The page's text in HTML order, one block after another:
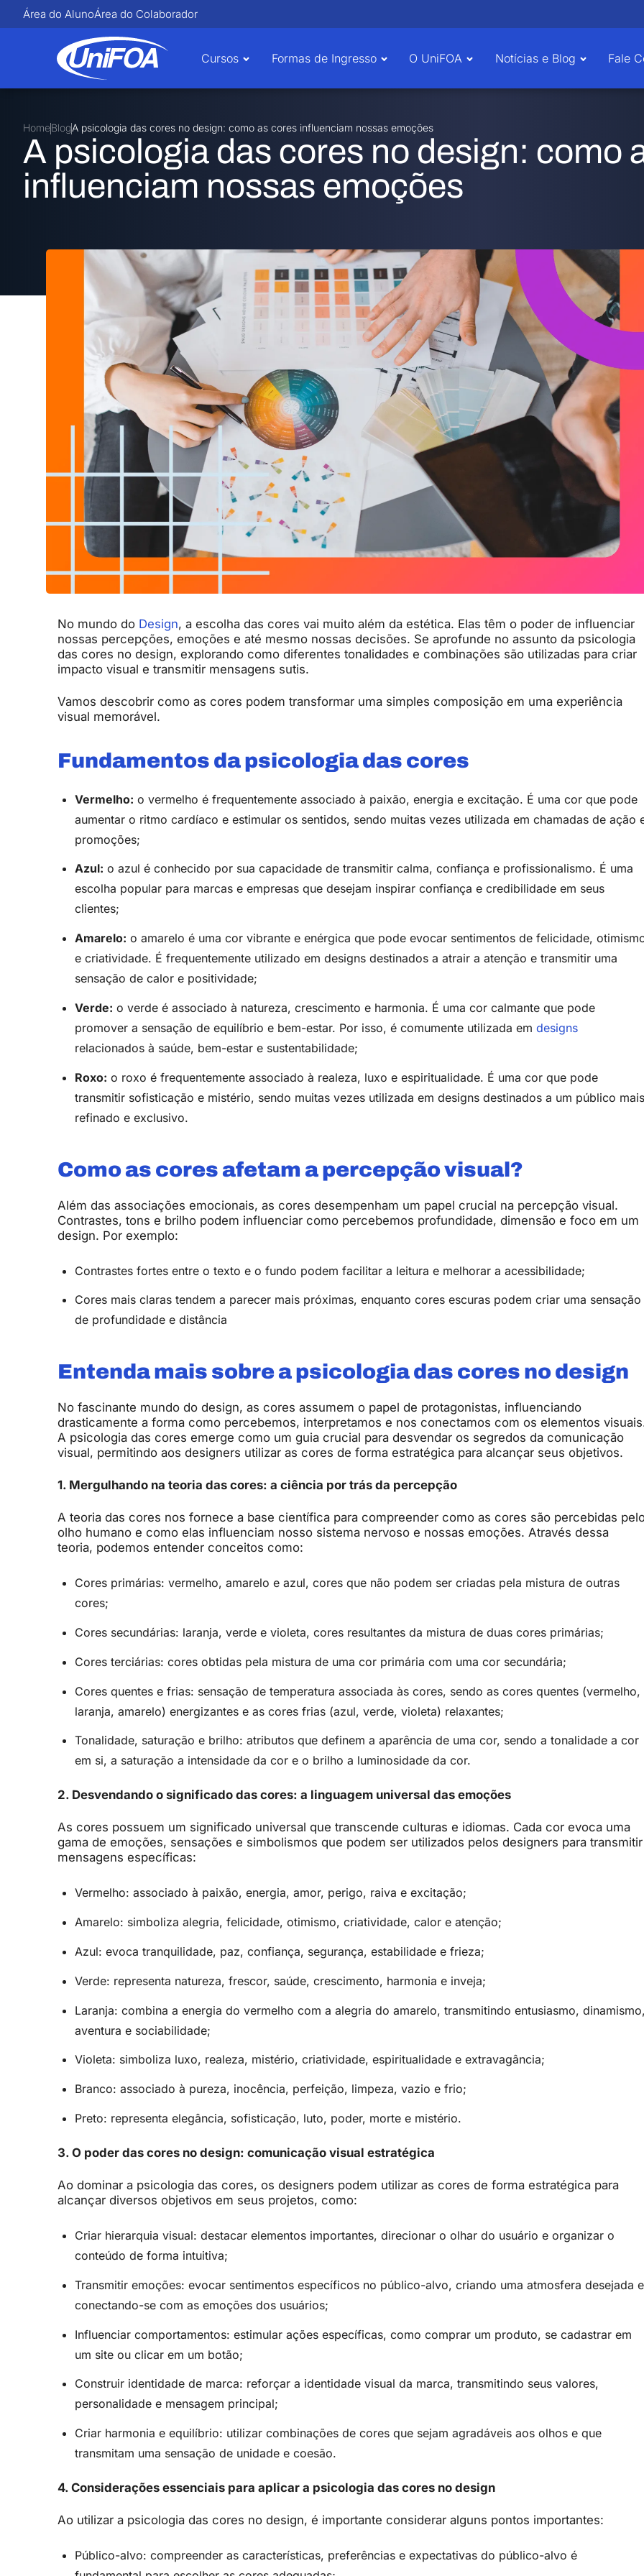
Área do AlunoÁrea do Colaborador
Cursos Formas de Ingresso O UniFOA Notícias e Blog Fale
HomeBlogA psicologia das cores no design: como as cores influenciam nossas emoções
A psicologia das cores no design: como
influenciam nossas emoções
No mundo do Design, a escolha das cores vai muito além da estética. Elas têm o poder de influenciar
nossas percepções, emoções e até mesmo nossas decisões. Se aprofunde no assunto da psicologia
das cores no design, explorando como diferentes tonalidades e combinações são utilizadas para criar
impacto visual e transmitir mensagens sutis.
Vamos descobrir como as cores podem transformar uma simples composição em uma experiência
visual memorável.
Fundamentos da psicologia das cores
Vermelho: o vermelho é frequentemente associado à paixão, energia e excitação. É uma cor que pode
aumentar o ritmo cardíaco e estimular os sentidos, sendo muitas vezes utilizada em chamadas de ação
promoções;
Azul: o azul é conhecido por sua capacidade de transmitir calma, confiança e profissionalismo. É uma
escolha popular para marcas e empresas que desejam inspirar confiança e credibilidade em seus
clientes;
Amarelo: o amarelo é uma cor vibrante e enérgica que pode evocar sentimentos de felicidade,
e criatividade. É frequentemente utilizado em designs destinados a atrair a atenção e transmitir uma
sensação de calor e positividade;
Verde: o verde é associado à natureza, crescimento e harmonia. É uma cor calmante que pode
promover a sensação de equilíbrio e bem-estar. Por isso, é comumente utilizada em designs
relacionados à saúde, bem-estar e sustentabilidade;
Roxo: o roxo é frequentemente associado à realeza, luxo e espiritualidade. É uma cor que pode
transmitir sofisticação e mistério, sendo muitas vezes utilizada em designs destinados a um público mais
refinado e exclusivo.
Como as cores afetam a percepção visual?
Além das associações emocionais, as cores desempenham um papel crucial na percepção visual.
Contrastes, tons e brilho podem influenciar como percebemos profundidade, dimensão e foco em um
design. Por exemplo:
Contrastes fortes entre o texto e o fundo podem facilitar a leitura e melhorar a acessibilidade;
Cores mais claras tendem a parecer mais próximas, enquanto cores escuras podem criar uma sensação
de profundidade e distância
Entenda mais sobre a psicologia das cores no design
No fascinante mundo do design, as cores assumem o papel de protagonistas, influenciando
drasticamente a forma como percebemos, interpretamos e nos conectamos com os elementos
A psicologia das cores emerge como um guia crucial para desvendar os segredos da comunicação
visual, permitindo aos designers utilizar as cores de forma estratégica para alcançar seus objetivos.
1. Mergulhando na teoria das cores: a ciência por trás da percepção
A teoria das cores nos fornece a base científica para compreender como as cores são percebidas
olho humano e como elas influenciam nosso sistema nervoso e nossas emoções. Através dessa
teoria, podemos entender conceitos como:
Cores primárias: vermelho, amarelo e azul, cores que não podem ser criadas pela mistura de outras
cores;
Cores secundárias: laranja, verde e violeta, cores resultantes da mistura de duas cores primárias;
Cores terciárias: cores obtidas pela mistura de uma cor primária com uma cor secundária;
Cores quentes e frias: sensação de temperatura associada às cores, sendo as cores quentes (vermelho,
laranja, amarelo) energizantes e as cores frias (azul, verde, violeta) relaxantes;
Tonalidade, saturação e brilho: atributos que definem a aparência de uma cor, sendo a tonalidade a cor
em si, a saturação a intensidade da cor e o brilho a luminosidade da cor.
2. Desvendando o significado das cores: a linguagem universal das emoções
As cores possuem um significado universal que transcende culturas e idiomas. Cada cor evoca uma
gama de emoções, sensações e simbolismos que podem ser utilizados pelos designers para transmitir
mensagens específicas:
Vermelho: associado à paixão, energia, amor, perigo, raiva e excitação;
Amarelo: simboliza alegria, felicidade, otimismo, criatividade, calor e atenção;
Azul: evoca tranquilidade, paz, confiança, segurança, estabilidade e frieza;
Verde: representa natureza, frescor, saúde, crescimento, harmonia e inveja;
Laranja: combina a energia do vermelho com a alegria do amarelo, transmitindo entusiasmo,
aventura e sociabilidade;
Violeta: simboliza luxo, realeza, mistério, criatividade, espiritualidade e extravagância;
Branco: associado à pureza, inocência, perfeição, limpeza, vazio e frio;
Preto: representa elegância, sofisticação, luto, poder, morte e mistério.
3. O poder das cores no design: comunicação visual estratégica
Ao dominar a psicologia das cores, os designers podem utilizar as cores de forma estratégica para
alcançar diversos objetivos em seus projetos, como:
Criar hierarquia visual: destacar elementos importantes, direcionar o olhar do usuário e organizar o
conteúdo de forma intuitiva;
Transmitir emoções: evocar sentimentos específicos no público-alvo, criando uma atmosfera desejada e
conectando-se com as emoções dos usuários;
Influenciar comportamentos: estimular ações específicas, como comprar um produto, se cadastrar em
um site ou clicar em um botão;
Construir identidade de marca: reforçar a identidade visual da marca, transmitindo seus valores,
personalidade e mensagem principal;
Criar harmonia e equilíbrio: utilizar combinações de cores que sejam agradáveis aos olhos e que
transmitam uma sensação de unidade e coesão.
4. Considerações essenciais para aplicar a psicologia das cores no design
Ao utilizar a psicologia das cores no design, é importante considerar alguns pontos importantes:
Público-alvo: compreender as características, preferências e expectativas do público-alvo é